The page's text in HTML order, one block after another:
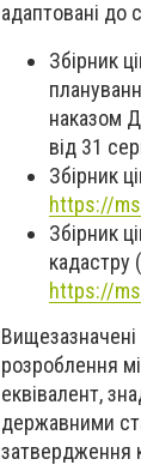
адаптовані до
Збірник
наказом
від 31
Збірник
https://
Збірник
кадастру
https://
розроблення
еквівалент,
державними
затвердження